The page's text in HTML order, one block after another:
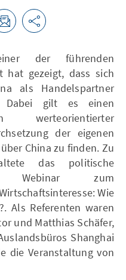
der führenden
hat gezeigt, dass sich
als Handelspartner
Dabei gilt es einen
werteorientierter
der eigenen
China zu finden. Zu
das politische
Webinar zum
Wie
Als Referenten waren
und Matthias Schäfer,
Shanghai
die Veranstaltung von